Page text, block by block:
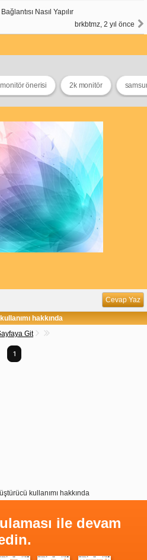
Nasıl Yapılır
brkbtmz, 2 yıl önce
önerisi 2k monitör
Cevap Yaz
hakkında
Git
1
kullanımı hakkında
ile devam